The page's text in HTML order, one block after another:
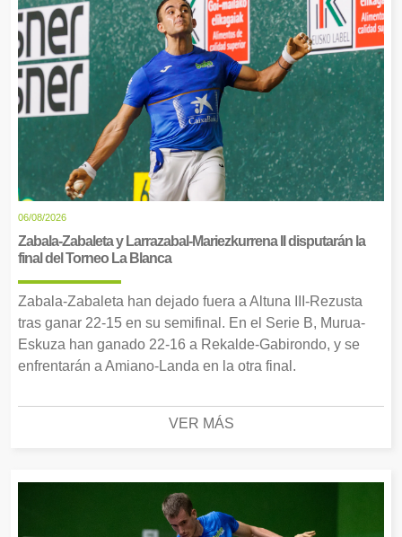
06/08/2026
Zabala-Zabaleta y Larrazabal-Mariezkurrena II disputarán la
final del Torneo La Blanca
Zabala-Zabaleta han dejado fuera a Altuna III-Rezusta
tras ganar 22-15 en su semifinal. En el Serie B, Murua-
Eskuza han ganado 22-16 a Rekalde-Gabirondo, y se
enfrentarán a Amiano-Landa en la otra final.
VER MÁS